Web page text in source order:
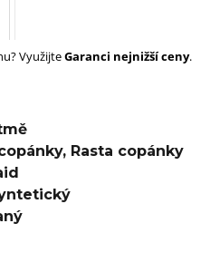
VyužijteGaranci nejnižší ceny.
, Rasta copánky